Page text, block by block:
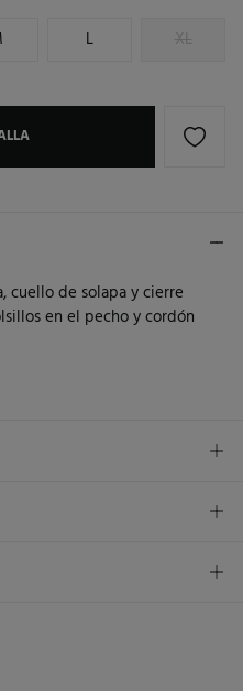
L XL
cuello de solapa y cierre
en el pecho y cordón
1,95€